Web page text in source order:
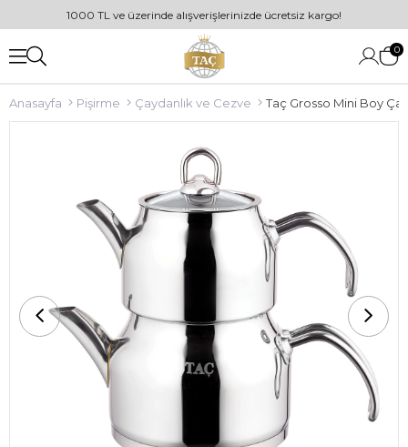
1000 TL ve üzerinde alışverişlerinizde ücretsiz kargo!
0
Anasayfa Pişirme Çaydanlık ve Cezve Taç Grosso Mini Boy